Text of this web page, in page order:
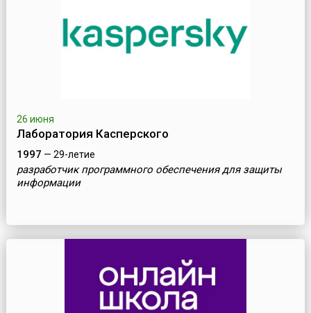
26 июня
Лаборатория Касперского
1997 — 29-летие
разработчик программного обеспечения для защиты
информации